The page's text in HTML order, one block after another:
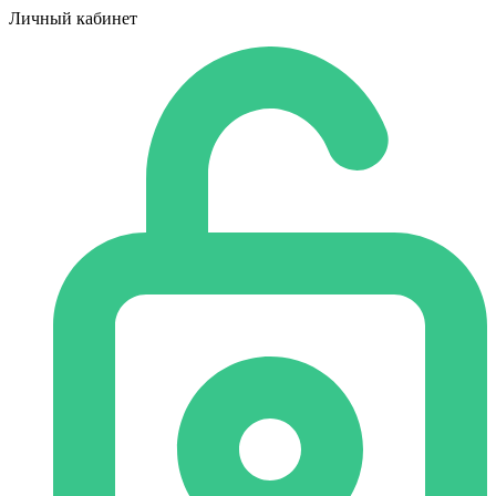
Личный кабинет